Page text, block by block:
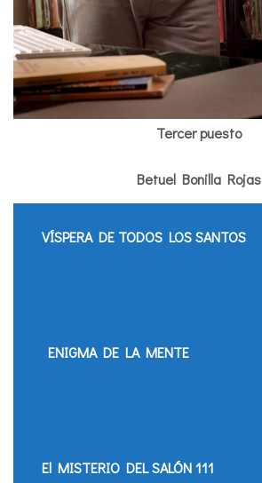
Tercer puesto
Betuel Bonilla Rojas
VÍSPERA DE TODOS LOS SANTOS
ENIGMA DE LA MENTE
El MISTERIO DEL SALÓN 111